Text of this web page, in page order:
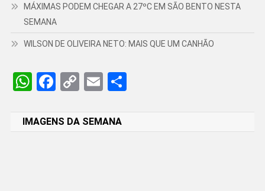
MÁXIMAS PODEM CHEGAR A 27ºC EM SÃO BENTO NESTA
SEMANA
WILSON DE OLIVEIRA NETO: MAIS QUE UM CANHÃO
WhatsApp
Facebook
CopyEmailShare
IMAGENS DA SEMANA